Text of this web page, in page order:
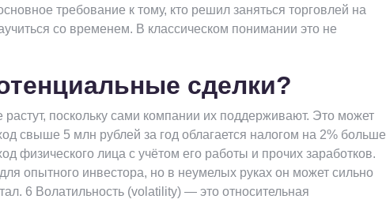
требование к тому, кто решил заняться торговлей на
со временем. В классическом понимании это не
сделки?
поскольку сами компании их поддерживают. Это может
свыше 5 млн рублей за год облагается налогом на 2% больше
физического лица с учётом его работы и прочих заработков.
опытного инвестора, но в неумелых руках он может сильно
6 Волатильность (volatility) — это относительная